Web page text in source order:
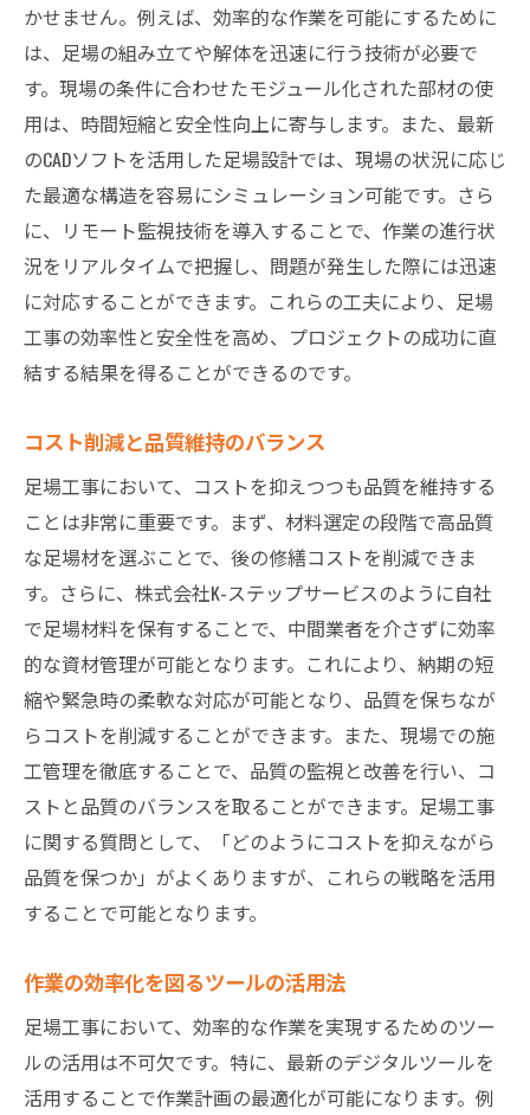
かせません。例えば、効率的な作業を可能にするために
は、足場の組み立てや解体を迅速に行う技術が必要で
す。現場の条件に合わせたモジュール化された部材の使
用は、時間短縮と安全性向上に寄与します。また、最新
のCADソフトを活用した足場設計では、現場の状況に応じ
た最適な構造を容易にシミュレーション可能です。さら
に、リモート監視技術を導入することで、作業の進行状
況をリアルタイムで把握し、問題が発生した際には迅速
に対応することができます。これらの工夫により、足場
工事の効率性と安全性を高め、プロジェクトの成功に直
結する結果を得ることができるのです。
コスト削減と品質維持のバランス
足場工事において、コストを抑えつつも品質を維持する
ことは非常に重要です。まず、材料選定の段階で高品質
な足場材を選ぶことで、後の修繕コストを削減できま
す。さらに、株式会社K-ステップサービスのように自社
で足場材料を保有することで、中間業者を介さずに効率
的な資材管理が可能となります。これにより、納期の短
縮や緊急時の柔軟な対応が可能となり、品質を保ちなが
らコストを削減することができます。また、現場での施
工管理を徹底することで、品質の監視と改善を行い、コ
ストと品質のバランスを取ることができます。足場工事
に関する質問として、「どのようにコストを抑えながら
品質を保つか」がよくありますが、これらの戦略を活用
することで可能となります。
作業の効率化を図るツールの活用法
足場工事において、効率的な作業を実現するためのツー
ルの活用は不可欠です。特に、最新のデジタルツールを
活用することで作業計画の最適化が可能になります。例